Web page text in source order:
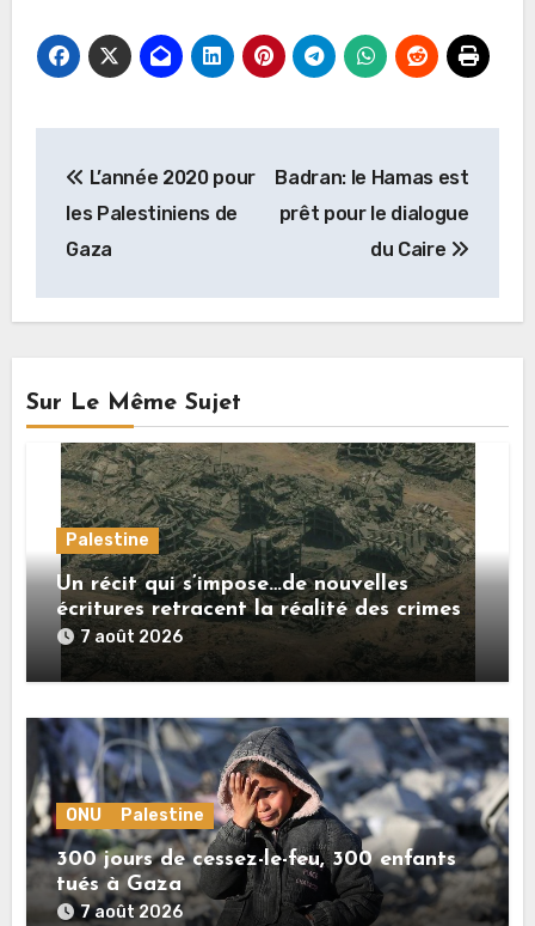
de
l’article
L’année 2020 pour
les Palestiniens de
Gaza
Badran: le Hamas est
prêt pour le dialogue
du Caire
Sur Le Même Sujet
Palestine
Un récit qui s’impose…de nouvelles
écritures retracent la réalité des crimes
sionistes à Gaza
7 août 2026
ONU Palestine
300 jours de cessez-le-feu, 300 enfants
tués à Gaza
7 août 2026